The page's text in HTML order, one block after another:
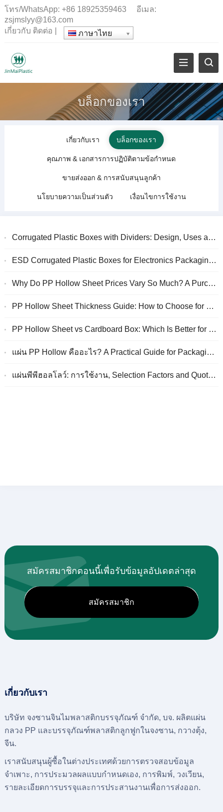
โทร/WhatsApp: +86 18925359463 อีเมล:
zsjmslyy@163.com
เกี่ยวกับ ติดต่อ ภาษาไทย
บล็อกของเรา
เกี่ยวกับเรา บล็อกของเรา
คุณภาพ & เอกสารการปฏิบัติตามข้อกำหนด
ขายส่งออก & การสนับสนุนลูกค้า
นโยบายความเป็นส่วนตัว เงื่อนไขการใช้งาน
Corrugated Plastic Boxes with Dividers: Design, Uses and Quotation Guide
ESD Corrugated Plastic Boxes for Electronics Packaging :
Why Do PP Hollow Sheet Prices Vary So Much?A Purchasing Guide
PP Hollow Sheet Thickness Guide: How to Choose for Packaging
PP Hollow Sheet vs Cardboard Box: Which Is Better for Reusable Packaging
แผ่น PP Hollow คืออะไร? A Practical Guide for Packaging Buyers
แผ่นพีพีฮอลโลว์: การใช้งาน, Selection Factors and Quotation Guide
สมัครสมาชิกตอนนี้เพื่อรับข้อมูลอัปเดตล่าสุด
เกี่ยวกับเรา
บริษัท จงซานจินไมพลาสติกบรรจุภัณฑ์ จำกัด, บจ. ผลิตแผ่น
กลวง PP และบรรจุภัณฑ์พลาสติกลูกฟูกในจงซาน, กวางตุ้ง,
จีน.
เราสนับสนุนผู้ซื้อในต่างประเทศด้วยการตรวจสอบข้อมูล
จำเพาะ, การประมวลผลแบบกำหนดเอง, การพิมพ์, วงเวียน,
รายละเอียดการบรรจุและการประสานงานเพื่อการส่งออก.